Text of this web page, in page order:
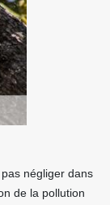
négliger dans
de la pollution